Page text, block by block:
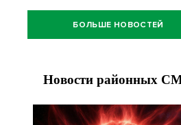
БОЛЬШЕ НОВОСТЕЙ